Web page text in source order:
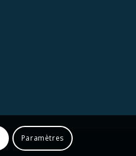
Paramètres